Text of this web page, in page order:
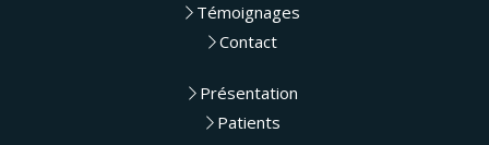
Témoignages
Contact
Présentation
Patients